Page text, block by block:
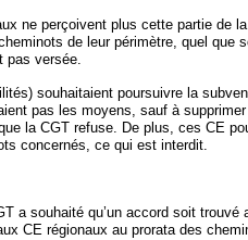
ne perçoivent plus cette partie de
de leur périmètre, quel que
pas versée.
souhaitaient poursuivre la
pas les moyens, sauf à
la CGT refuse. De plus, ces CE
concernés, ce qui est interdit.
a souhaité qu’un accord soit
CE régionaux au prorata des